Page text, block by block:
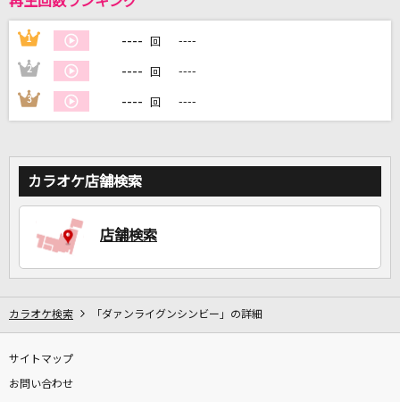
[生音]マリーゴールド
あいみょん
カラオケをもっと楽しもう！
1 ---- 回 ----
2 ---- 回 ----
3 ---- 回 ----
カラオケ店舗検索
店舗検索
カラオケ検索 「ダァンライグンシンビー」の詳細
サイトマップ
お問い合わせ